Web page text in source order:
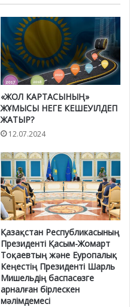
«ЖОЛ КАРТАСЫНЫҢ»
ЖҰМЫСЫ НЕГЕ КЕШЕУІЛДЕП
ЖАТЫР?
12.07.2024
Қазақстан Республикасының
Президенті Қасым-Жомарт
Тоқаевтың және Еуропалық
Кеңестің Президенті Шарль
Мишельдің баспасөзге
арналған бірлескен
мәлімдемесі